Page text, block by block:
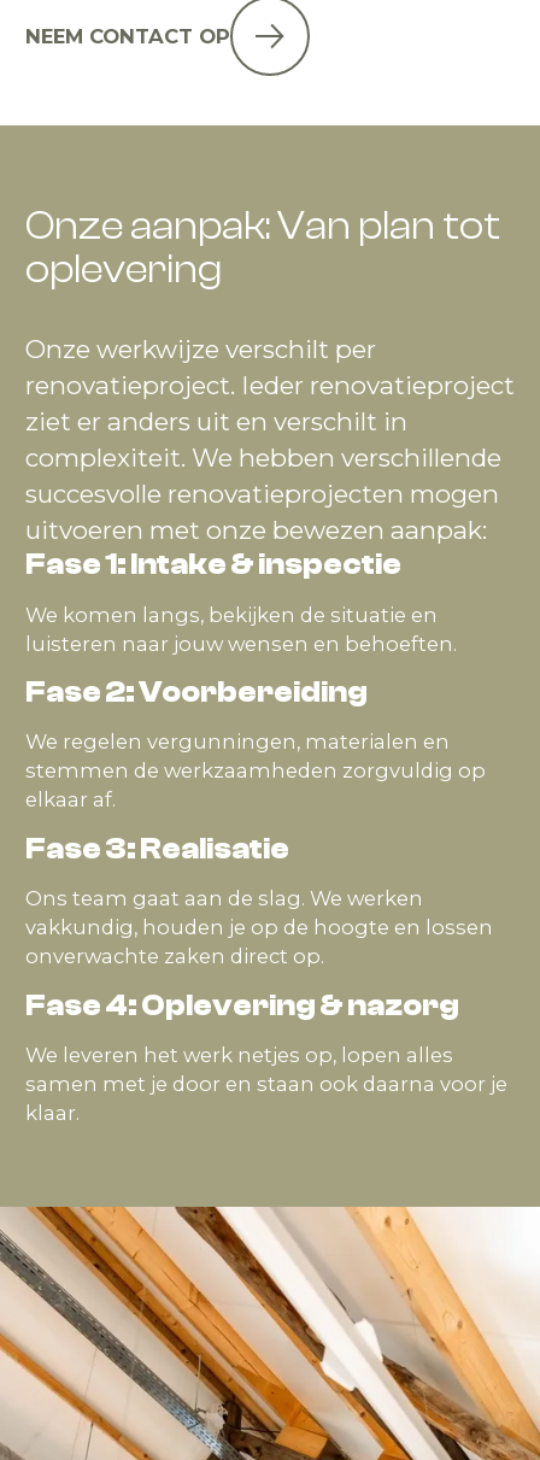
NEEM CONTACT OP
Onze aanpak: Van plan tot
oplevering
Onze werkwijze verschilt per
renovatieproject. Ieder renovatieproject
ziet er anders uit en verschilt in
complexiteit. We hebben verschillende
succesvolle renovatieprojecten mogen
uitvoeren met onze bewezen aanpak:
Fase 1: Intake & inspectie
We komen langs, bekijken de situatie en
luisteren naar jouw wensen en behoeften.
Fase 2: Voorbereiding
We regelen vergunningen, materialen en
stemmen de werkzaamheden zorgvuldig op
elkaar af.
Fase 3: Realisatie
Ons team gaat aan de slag. We werken
vakkundig, houden je op de hoogte en lossen
onverwachte zaken direct op.
Fase 4: Oplevering & nazorg
We leveren het werk netjes op, lopen alles
samen met je door en staan ook daarna voor je
klaar.